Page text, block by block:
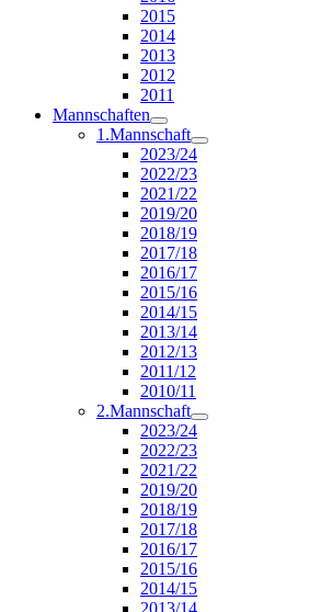
2015
2014
2013
2012
2011
Mannschaften
1.Mannschaft
2023/24
2022/23
2021/22
2019/20
2018/19
2017/18
2016/17
2015/16
2014/15
2013/14
2012/13
2011/12
2010/11
2.Mannschaft
2023/24
2022/23
2021/22
2019/20
2018/19
2017/18
2016/17
2015/16
2014/15
2013/14